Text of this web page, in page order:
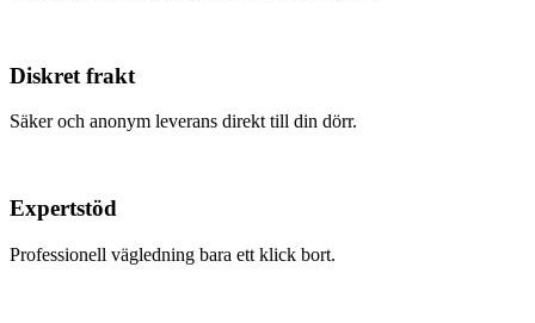
Diskret frakt
Säker och anonym leverans direkt till din dörr.
Expertstöd
Professionell vägledning bara ett klick bort.